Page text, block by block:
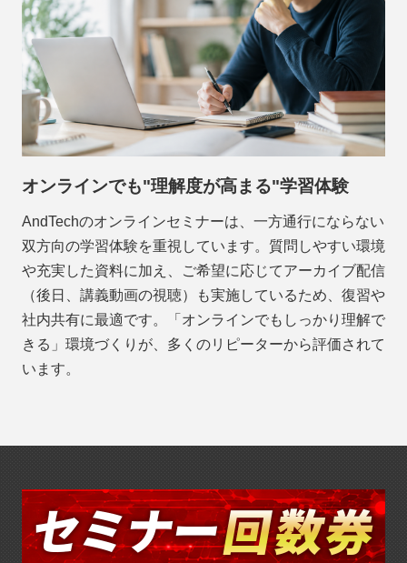
オンラインでも"理解度が高まる"学習体験
AndTechのオンラインセミナーは、一方通行にならない
双方向の学習体験を重視しています。質問しやすい環境
や充実した資料に加え、ご希望に応じてアーカイブ配信
（後日、講義動画の視聴）も実施しているため、復習や
社内共有に最適です。「オンラインでもしっかり理解で
きる」環境づくりが、多くのリピーターから評価されて
います。